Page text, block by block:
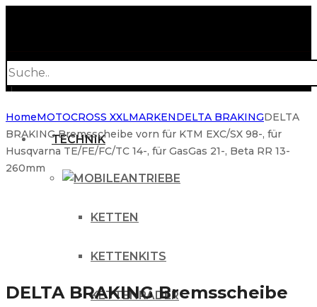
search
TECHNIK
ANTRIEBE
KETTEN
KETTENKITS
KETTENRÄDER
HomeMOTOCROSS XXLMARKENDELTA BRAKINGDELTA
BRAKING Bremsscheibe vorn für KTM EXC/SX 98-, für
Husqvarna TE/FE/FC/TC 14-, für GasGas 21-, Beta RR 13-
260mm
DELTA BRAKING Bremsscheibe